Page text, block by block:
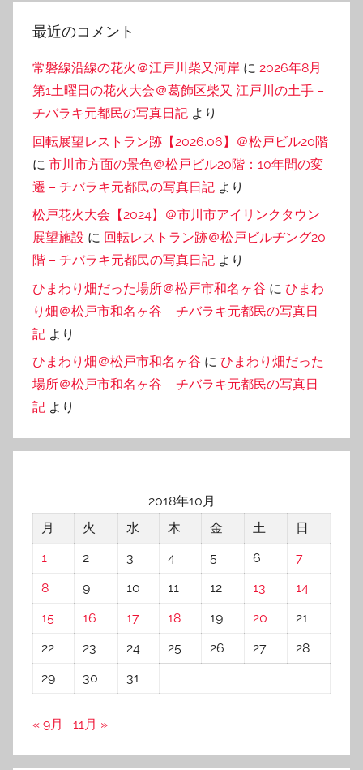
最近のコメント
常磐線沿線の花火＠江戸川柴又河岸 に 2026年8月
第1土曜日の花火大会＠葛飾区柴又 江戸川の土手 –
チバラキ元都民の写真日記 より
回転展望レストラン跡【2026.06】＠松戸ビル20階
に 市川市方面の景色＠松戸ビル20階：10年間の変
遷 – チバラキ元都民の写真日記 より
松戸花火大会【2024】＠市川市アイリンクタウン
展望施設 に 回転レストラン跡＠松戸ビルヂング20
階 – チバラキ元都民の写真日記 より
ひまわり畑だった場所＠松戸市和名ヶ谷 に ひまわ
り畑＠松戸市和名ヶ谷 – チバラキ元都民の写真日
記 より
ひまわり畑＠松戸市和名ヶ谷 に ひまわり畑だった
場所＠松戸市和名ヶ谷 – チバラキ元都民の写真日
記 より
2018年10月
月
火 水 木 金 土
日
1
2 3 4 5 6
7
8
9 10 11 12 13
14
15
16 17 18 19 20
21
22
23 24 25 26 27
28
29
30 31
« 9月 11月 »